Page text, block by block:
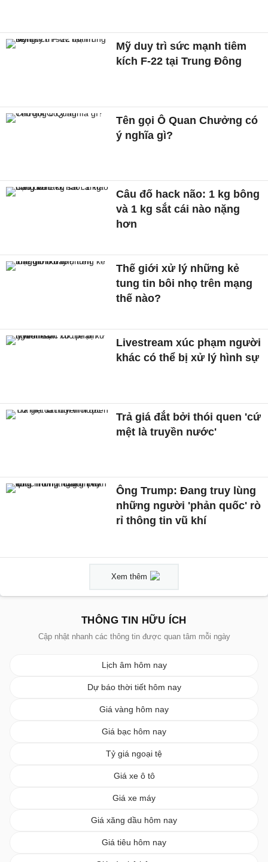
Mỹ duy trì sức mạnh tiêm
kích F-22 tại Trung Đông
Tên gọi Ô Quan Chưởng có
ý nghĩa gì?
Câu đố hack não: 1 kg bông
và 1 kg sắt cái nào nặng
hơn
Thế giới xử lý những kẻ
tung tin bôi nhọ trên mạng
thế nào?
Livestream xúc phạm người
khác có thể bị xử lý hình sự
Trả giá đắt bởi thói quen 'cứ
mệt là truyền nước'
Ông Trump: Đang truy lùng
những người 'phản quốc' rò
rỉ thông tin vũ khí
Xem thêm
THÔNG TIN HỮU ÍCH
Cập nhật nhanh các thông tin được quan tâm mỗi ngày
Lịch âm hôm nay
Dự báo thời tiết hôm nay
Giá vàng hôm nay
Giá bạc hôm nay
Tỷ giá ngoại tệ
Giá xe ô tô
Giá xe máy
Giá xăng dầu hôm nay
Giá tiêu hôm nay